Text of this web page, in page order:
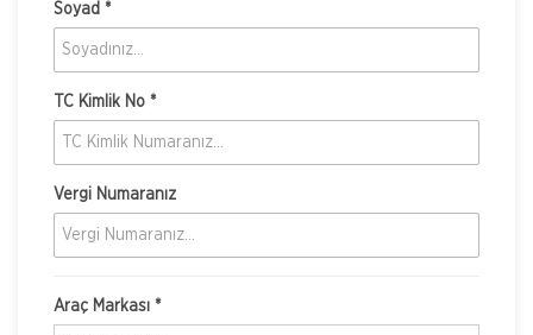
Soyad *
TC Kimlik No *
Vergi Numaranız
Araç Markası *